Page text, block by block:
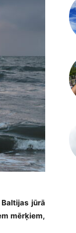
jūrā
mērķiem,